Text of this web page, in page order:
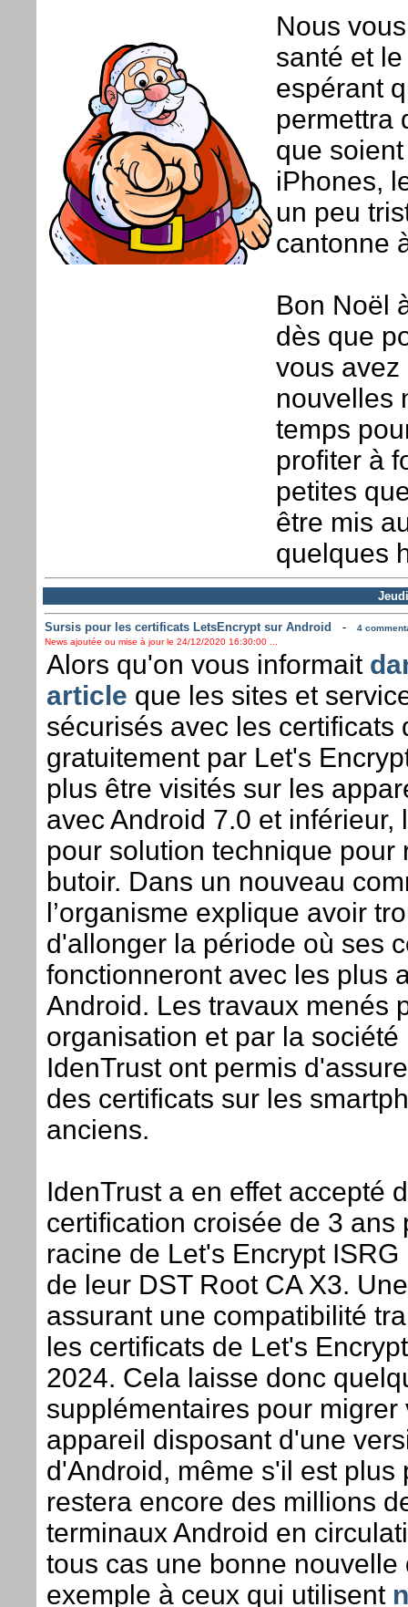
Nous
santé et
espérant
permettra
que
iPhones,
un peu
cantonne
Bon Noël
dès que
vous avez
nouvelles
temps
profiter à
petites
être mis
quelques
Sursis pour les certificats LetsEncrypt sur Android -
4
News ajoutée ou mise à jour le 24/12/2020 16:30:00 ...
Alors qu'on vous informait
article que les sites et
sécurisés avec les certificats
gratuitement par Let's
plus être visités sur les
avec Android 7.0 et inférieur,
pour solution technique pour
butoir. Dans un nouveau
l’organisme explique avoir
d'allonger la période où ses
fonctionneront avec les plus
Android. Les travaux menés
organisation et par la société
IdenTrust ont permis
des certificats sur les
anciens.
IdenTrust a en effet accepté
certification croisée de 3 ans
racine de Let's Encrypt
de leur DST Root CA X3.
assurant une compatibilité
les certificats de Let's
2024. Cela laisse donc
supplémentaires pour migrer
appareil disposant d'une
d'Android, même s'il est plus
restera encore des millions
terminaux Android en
tous cas une bonne nouvelle
exemple à ceux qui utilisent